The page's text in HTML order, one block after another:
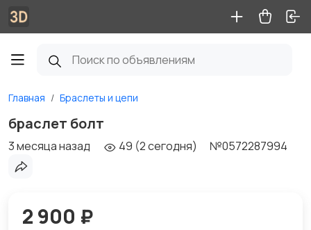
Главная Браслеты и цепи
браслет болт
3 месяца назад 49 (2 сегодня) №0572287994
2 900 ₽